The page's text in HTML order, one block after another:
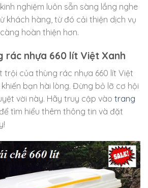
nghiệm luôn sẵn sàng lắng nghe
khách hàng, từ đó cải thiện dịch vụ
hoàn thiện hơn.
rác nhựa 660 lít Việt Xanh
trội của thùng rác nhựa 660 lít Việt
bạn hài lòng. Đừng bỏ lỡ cơ hội
vời này. Hãy truy cập vào trang
tìm hiểu thêm thông tin và đặt